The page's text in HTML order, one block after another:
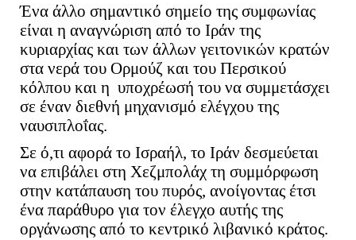
Ένα άλλο σημαντικό σημείο της συμφωνίας
είναι η αναγνώριση από το Ιράν της
κυριαρχίας και των άλλων γειτονικών κρατών
στα νερά του Ορμούζ και του Περσικού
κόλπου και η υποχρέωσή του να συμμετάσχει
σε έναν διεθνή μηχανισμό ελέγχου της
ναυσιπλοΐας.
Σε ό,τι αφορά το Ισραήλ, το Ιράν δεσμεύεται
να επιβάλει στη Χεζμπολάχ τη συμμόρφωση
στην κατάπαυση του πυρός, ανοίγοντας έτσι
ένα παράθυρο για τον έλεγχο αυτής της
οργάνωσης από το κεντρικό λιβανικό κράτος.